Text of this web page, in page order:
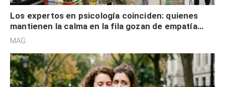
Los expertos en psicología coinciden: quienes
mantienen la calma en la fila gozan de empatía
cognitiva, gratitud y no solo tienen autocontrol
MAG.